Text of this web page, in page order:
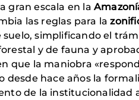
gran escala en la
las reglas para la
suelo, simplificando el
y de fauna y
que la maniobra
desde hace años la
de la institucionalidad